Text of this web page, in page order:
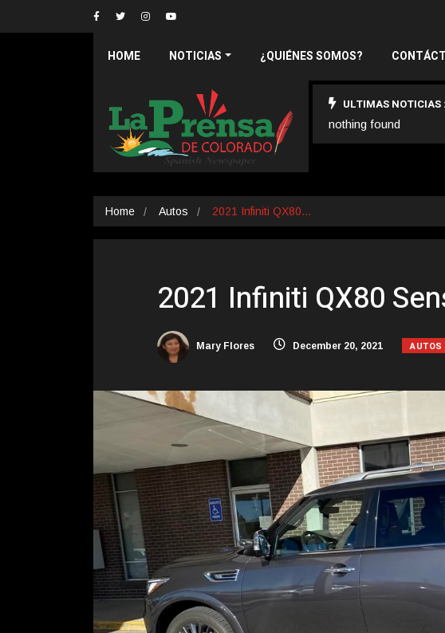
HOME NOTICIAS ¿QUIÉNES SOMOS?
ULTIMAS NOTICIAS :
nothing found
Home Autos 2021 Infiniti QX80…
2021 Infiniti QX80
Mary Flores December 20, 2021 AUTOS